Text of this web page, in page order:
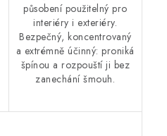
působení použitelný pro
interiéry i exteriéry.
Bezpečný, koncentrovaný
a extrémně účinný: proniká
špínou a rozpouští ji bez
zanechání šmouh.